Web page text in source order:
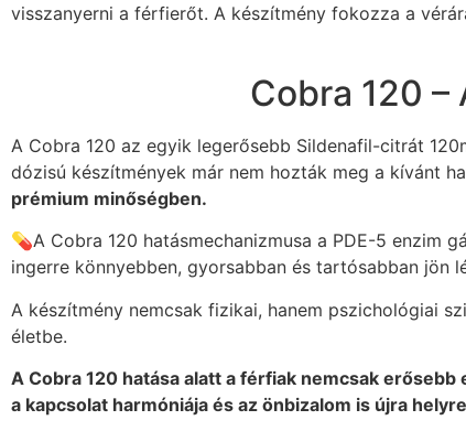
visszanyerni a férfierőt. A készítmény fokozza a
Cobra 120
A Cobra 120 az egyik legerősebb Sildenafil-citrát
dózisú készítmények már nem hozták meg a kívánt
prémium minőségben.
💊A Cobra 120 hatásmechanizmusa a PDE-5 enzim
ingerre könnyebben, gyorsabban és tartósabban jön
A készítmény nemcsak fizikai, hanem pszichológiai
életbe.
A Cobra 120 hatása alatt a férfiak nemcsak
a kapcsolat harmóniája és az önbizalom is újra